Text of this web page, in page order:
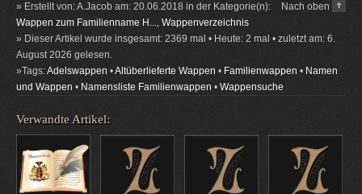
Nach oben
» Erstellt von: A.Jacob am: 20.06.2018 in der Kategorie(n):
Wappen zum Familienname H..., Wappenverzeichnis
» Dieser Artikel wurde insgesamt: 2369 mal • Heute: 2 mal • zuletzt am: 6.
August 2026 gelesen.
»Tags:Adelswappen •Altüberlieferte Wappen • Familienwappen • Namen
und Wappen • Namensliste Familienwappen • Wappensuche
Verwandte Artikel: